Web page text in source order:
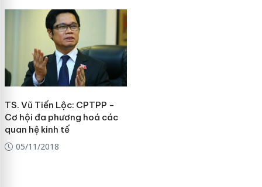
TS. Vũ Tiến Lộc: CPTPP -
Cơ hội đa phương hoá các
quan hệ kinh tế
05/11/2018